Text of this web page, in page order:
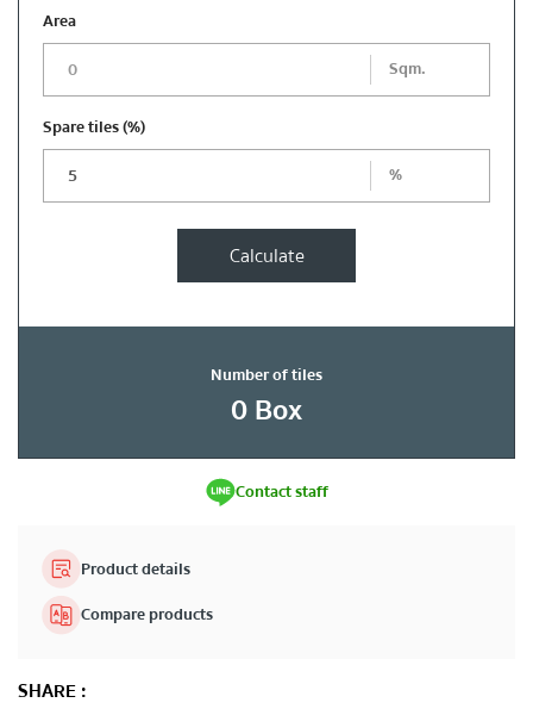
Area
Sqm.
Spare tiles(%)
%
Calculate
Number of tiles
0Box
Contact staff
Product details
Compare products
SHARE: